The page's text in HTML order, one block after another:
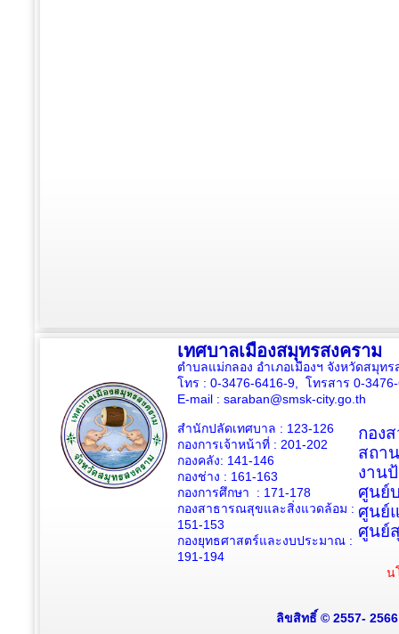
เทศบาลเมืองสมุทรสงคราม
ตำบลแม่กลอง อำเภอเมืองฯ จังหวัดสมุท
โทร : 0-3476-6416-9, โทรสาร 0-
E-mail : saraban@smsk-city.go.th
สำนักปลัดเทศบาล : 123-126
กองการเจ้าหน้าที่ : 201-202
กองคลัง: 141-146
กองช่าง : 161-163
กองการศึกษา : 171-178
กองสาธารณสุขและสิ่งแวดล้อม :
151-153
กองยุทธศาสตร์และงบประมาณ :
191-194
กอง
สถา
งาน
ศูนย์
ศูนย์
ศูนย์
น
ลิขสิทธิ์ © 2557-